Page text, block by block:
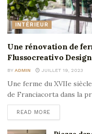
INTÉRIEUR
Une rénovation de
Flussocreativo
BY ADMIN JUILLET 19, 2023
Une ferme du XVIIe
de Franciacorta dans la
READ MORE